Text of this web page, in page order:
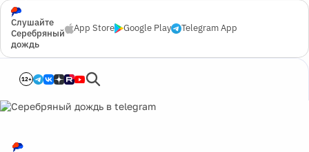
Слушайте
Серебряный
дождь
App Store Google Play Telegram App
12+